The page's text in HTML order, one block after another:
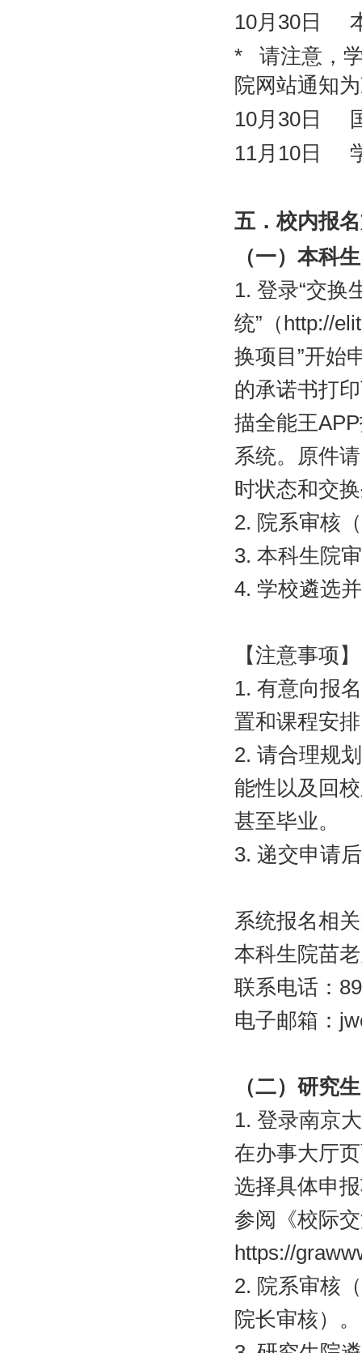
10月 30 日
* 请注意，
院网站通知
10月 30 日
11月 10 日
五．校内报
（一）本科
1. 登录“交换
统”（ http://
换项目”开始
的承诺书打
描全能王APP
系统。原件
时状态和交
2. 院系审核
3. 本科生院
4. 学校遴选
【注意事项】
1. 有意向报
置和课程安
2. 请合理规
能性以及回
甚至毕业。
3. 递交申请
系统报名相
本科生院苗
联系电话：
电子邮箱：
（二）研究
1. 登录南京
在办事大厅
选择具体申
参阅《校际
https://
2. 院系审核
院长审核）。